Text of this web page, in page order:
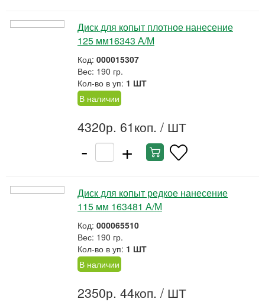
Диск для копыт плотное нанесение
125 мм16343 А/М
Код: 000015307
Вес: 190 гр.
Кол-во в уп: 1 ШТ
В наличии
4320р. 61коп. / ШТ
- +
Диск для копыт редкое нанесение
115 мм 163481 А/М
Код: 000065510
Вес: 190 гр.
Кол-во в уп: 1 ШТ
В наличии
2350р. 44коп. / ШТ